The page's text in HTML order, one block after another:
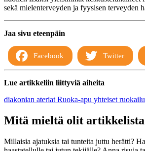
sekä mielenterveyden ja fyysisen terveyden
Jaa sivu eteenpäin
Facebook Twitter
Lue artikkeliin liittyviä aiheita
diakonian ateriat Ruoka-apu yhteiset
Mitä mieltä olit
Millaisia ajatuksia tai tunteita juttu herätti?